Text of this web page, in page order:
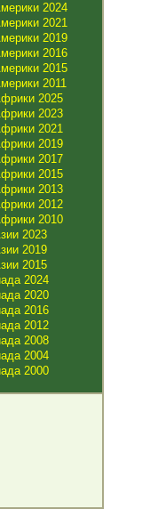
2024
2021
2019
2016
2015
2011
2025
2023
2021
2019
2017
2015
2013
2012
2010
2023
2019
2015
2024
2020
2016
2012
2008
2004
2000